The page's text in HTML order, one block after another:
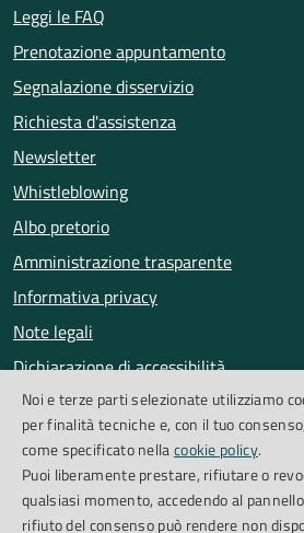
Leggi le FAQ
Prenotazione appuntamento
Segnalazione disservizio
Richiesta d'assistenza
Newsletter
Whistleblowing
Albo pretorio
Amministrazione trasparente
Informativa privacy
Note legali
Dichiarazione di accessibilità
Obiettivi di accessibilità
Segnalazioni accessibilità
SEGUICI SU
Noi e terze parti selezionate utilizziamo
per finalità tecniche e, con il tuo
come specificato nellacookie policy.
Puoi liberamente prestare, rifiutare o
qualsiasi momento, accedendo al
rifiuto del consenso può rendere non